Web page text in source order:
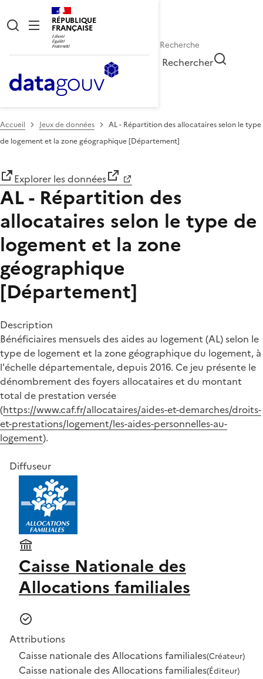
RÉPUBLIQUE
FRANÇAISE
Rechercher
Accueil Jeux de données
AL - Répartition des allocataires selon le type
de logement et la zone géographique [Département]
Explorer les données
AL - Répartition des
allocataires selon le type de
logement et la zone
géographique
[Département]
Description
Bénéficiaires mensuels des aides au logement (AL) selon le
type de logement et la zone géographique du logement, à
l'échelle départementale, depuis 2016. Ce jeu présente le
dénombrement des foyers allocataires et du montant
total de prestation versée
(https://www.caf.fr/allocataires/aides-et-demarches/droits-
et-prestations/logement/les-aides-personnelles-au-
logement).
Diffuseur
Caisse Nationale des
Allocations familiales
Attributions
Caisse nationale des Allocations familiales(Créateur)
Caisse nationale des Allocations familiales(Éditeur)